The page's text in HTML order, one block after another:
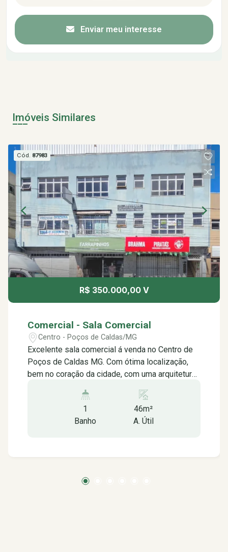
Enviar meu interesse
Imóveis Similares
Cód. 87983
R$ 350.000,00 V
Comercial - Sala Comercial
Centro - Poços de Caldas/MG
Excelente sala comercial á venda no Centro de
Poços de Caldas MG. Com ótima localização,
bem no coração da cidade, com uma arquitetura
sala em si é bem espaçosa iluminada, com uma
disposição inteligente dos cômodos que
proporciona conforto e privacidade, contendo: -
*Somente venda Próximo á: -Feira de Artes e
d`Oro -Cristais São Marcos -Paço das Águas
1
Banho
46m²
A. Útil